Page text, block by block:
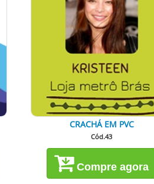
CRACHÁ EM PVC
Cód.43
Compre agora